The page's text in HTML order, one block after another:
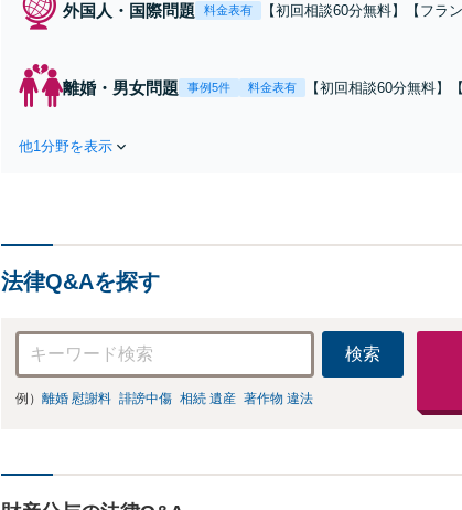
外国人・国際問題 料金表有
【初回相談60分無料】【フラ
やかな連絡と粘り強い交渉を
談可】【完全個室】
離婚・男女問題 事例5件 料金表有
【初回相談60分無料】
他1分野を表示
法律Q&Aを探す
検索
例） 離婚 慰謝料 誹謗中傷 相続 遺産 著作物 違法